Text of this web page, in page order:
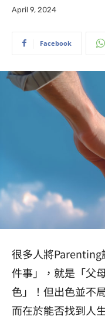
April 9, 2024
Facebook
很多人將Parenting
件事」，就是「父
色」！但出色並不
而在於能否找到人